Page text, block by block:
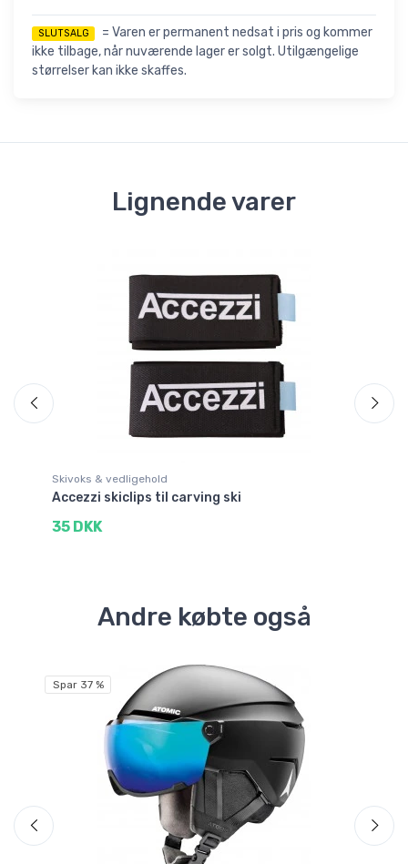
SLUTSALG
= Varen er permanent nedsat i pris og kommer
ikke tilbage, når nuværende lager er solgt. Utilgængelige
størrelser kan ikke skaffes.
Lignende varer
Skivoks & vedligehold
Accezzi skiclips til carving ski
35 DKK
Andre købte også
Spar 37 %